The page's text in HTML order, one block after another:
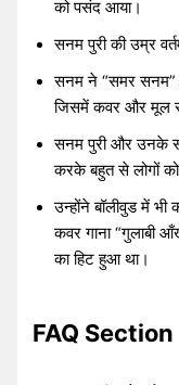
को पसंद आया।
सनम पुरी की उम्र
सनम ने “समर सनम”
जिसमें कवर और मूल
सनम पुरी और उनके
करके बहुत से लोगों
उन्होंने बॉलीवुड में
कवर गाना
का हिट हुआ था।
FAQ Section